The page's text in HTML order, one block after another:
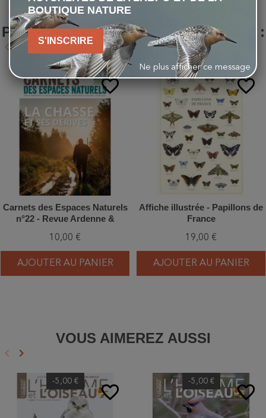
LES CLIENTS QUI ONT ACHETÉ CE
PRODUIT ONT ÉGALEMENT ACHETÉ :
Précédent
keyboard_arrow_left Suivant
keyboard_arrow_right
favorite_border
Carnets des Espaces Naturels
n°22 - Revue Ardenne &
10,00 €
AJOUTER AU PANIER
favorite_border
Affiche illustrée - Papillons de
France
19,00 €
AJOUTER AU PANIER
VOUS AIMEREZ AUSSI
Précédent
keyboard_arrow_left Suivant
keyboard_arrow_right
favorite_border
-5,00 €
favorite_border
-5,00 €
BOUTIQUE NATURE
S'INSCRIRE
Ne plus afficher ce message